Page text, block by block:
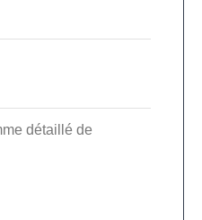
détaillé de